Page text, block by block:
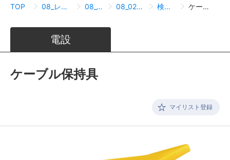
TOP 08_レースウェイ・サスウェイ 08_02_サスウェイ 08_02_07_照明器具取付関連 検索結果一覧 ケーブル保持具
電設
ケーブル保持具
マイリスト登録